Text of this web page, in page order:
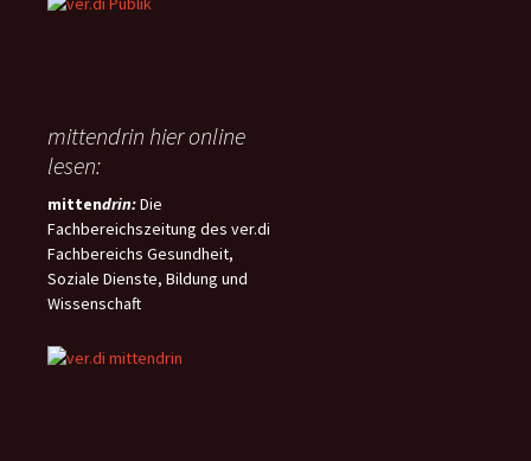
mittendrin hier online
lesen:
mittendrin:Die
Fachbereichszeitung des ver.di
Fachbereichs Gesundheit,
Soziale Dienste, Bildung und
Wissenschaft